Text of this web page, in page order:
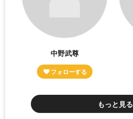
中野武尊
もっと見る